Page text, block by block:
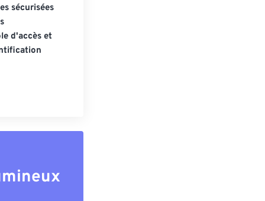
sécurisées
d'accès et